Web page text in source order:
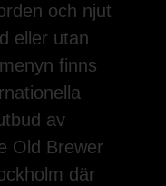
och njut
eller utan
finns
av
Old Brewer
där